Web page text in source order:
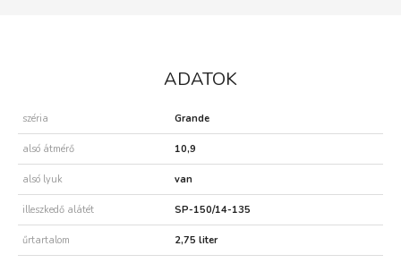
ADATOK
széria Grande
alsó átmérő 10,9
alsó lyuk van
illeszkedő alátét SP-150/14-135
űrtartalom 2,75 liter